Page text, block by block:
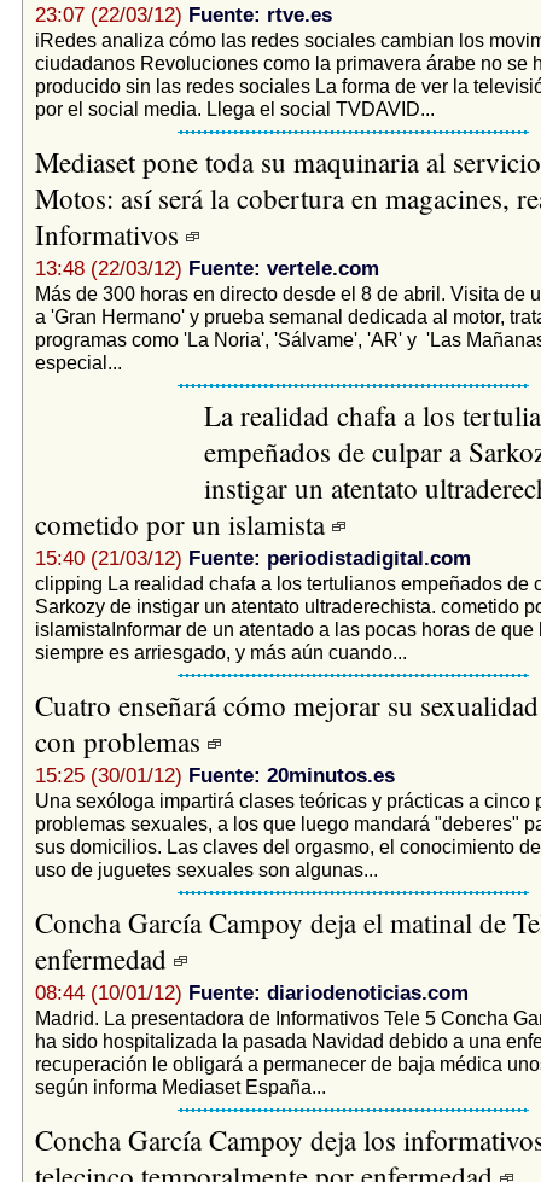
23:07 (22/03/12) Fuente: rtve.es
iRedes analiza cómo las redes sociales cambian los
ciudadanos Revoluciones como la primavera árabe no se
producido sin las redes sociales La forma de ver la
por el social media. Llega el social TVDAVID...
Mediaset pone toda su maquinaria al
Motos: así será la cobertura en magacines,
Informativos
13:48 (22/03/12) Fuente: vertele.com
Más de 300 horas en directo desde el 8 de abril. Visita de
a 'Gran Hermano' y prueba semanal dedicada al motor,
programas como 'La Noria', 'Sálvame', 'AR' y 'Las
especial...
La realidad chafa a los
empeñados de culpar a
instigar un atentato
cometido por un islamista
15:40 (21/03/12) Fuente: periodistadigital.com
clipping La realidad chafa a los tertulianos empeñados de
Sarkozy de instigar un atentato ultraderechista. cometido
islamistaInformar de un atentado a las pocas horas de que
siempre es arriesgado, y más aún cuando...
Cuatro enseñará cómo mejorar su
con problemas
15:25 (30/01/12) Fuente: 20minutos.es
Una sexóloga impartirá clases teóricas y prácticas a cinco
problemas sexuales, a los que luego mandará "deberes"
sus domicilios. Las claves del orgasmo, el conocimiento
uso de juguetes sexuales son algunas...
Concha García Campoy deja el matinal de
enfermedad
08:44 (10/01/12) Fuente: diariodenoticias.com
Madrid. La presentadora de Informativos Tele 5 Concha
ha sido hospitalizada la pasada Navidad debido a una
recuperación le obligará a permanecer de baja médica
según informa Mediaset España...
Concha García Campoy deja los